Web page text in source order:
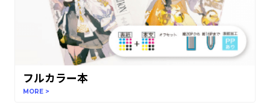
フルカラー本
MORE >